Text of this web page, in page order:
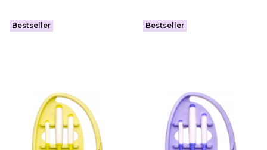
Bestseller Bestseller